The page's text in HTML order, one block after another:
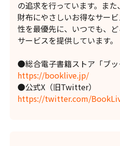
の追求を行っています。ま
財布にやさしいお得なサー
性を最優先に、いつでも、
サービスを提供しています。
●総合電子書籍ストア「ブ
https://booklive.jp/
●公式X（旧Twitter）
https://twitter.com/